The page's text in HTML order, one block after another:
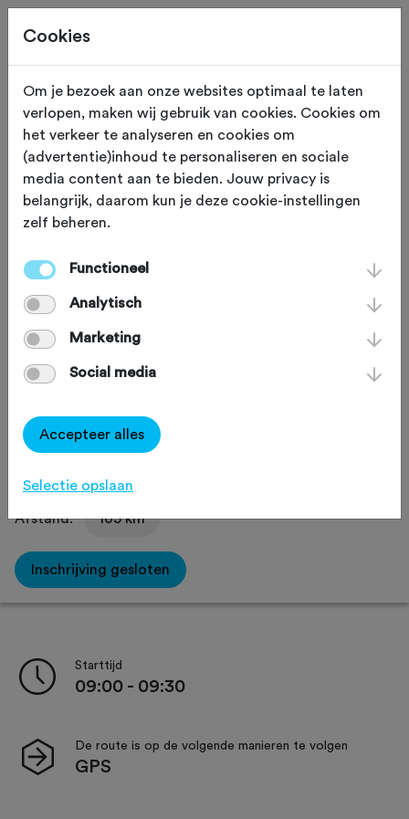
Deze tocht heeft reeds plaatsgevonden op 8-3-2026.
ZONDAG 8 MRT
Strade Bianche Noord-
Holland 2026
Gravelbike
Delen
Afstand: 105 km
Inschrijving gesloten
Starttijd
09:00 - 09:30
De route is op de volgende manieren te volgen
GPS
Cookies
Om je bezoek aan onze websites optimaal te laten
verlopen, maken wij gebruik van cookies. Cookies om
het verkeer te analyseren en cookies om
(advertentie)inhoud te personaliseren en sociale
media content aan te bieden. Jouw privacy is
belangrijk, daarom kun je deze cookie-instellingen
zelf beheren.
Functioneel
Analytisch
Marketing
Social media
Accepteer alles
Selectie opslaan